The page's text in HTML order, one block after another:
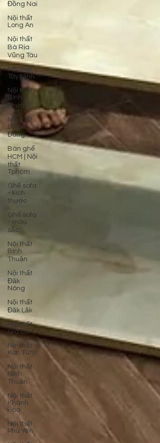
Đồng Nai
Nội thất
Long An
Nội thất
Bà Rịa
Vũng Tàu
Nội thất
Tây Ninh
Nội thất
Bình
Phước
Nội thất
Lâm
Đồng
Bàn ghế
HCM | Nội
thất
Tphcm
Ghế sofa
- kích
thước
Ghế sofa
- màu
sắc
Nội thất
Bình
Thuận
Nội thất
Đăk
Nông
Nội thất
Đăk Lăk
Nội thất
Gia Lai
Nội thất
Kon Tum
Nội thất
Ninh
Thuận
Nội thất
Khánh
Hòa
Nội thất
Phú Yên